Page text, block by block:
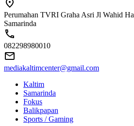
Perumahan TVRI Graha Asri Jl Wahid
Samarinda
082298980010
mediakaltimcenter@gmail.com
Kaltim
Samarinda
Fokus
Balikpapan
Sports / Gaming